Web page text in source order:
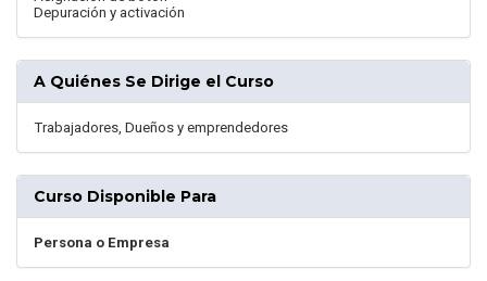
Depuración y activación
A Quiénes Se Dirige el Curso
Trabajadores, Dueños y emprendedores
Curso Disponible Para
Persona o Empresa